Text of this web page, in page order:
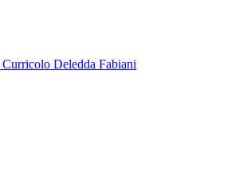
Deledda Fabiani